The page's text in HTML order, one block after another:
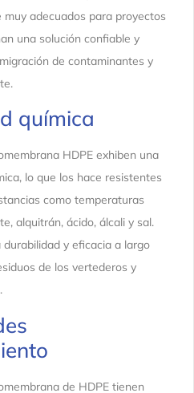
muy adecuados para proyectos
una solución confiable y
de contaminantes y
química
HDPE exhiben una
lo que los hace resistentes
como temperaturas
alquitrán, ácido, álcali y sal.
y eficacia a largo
de los vertederos y
de HDPE tienen